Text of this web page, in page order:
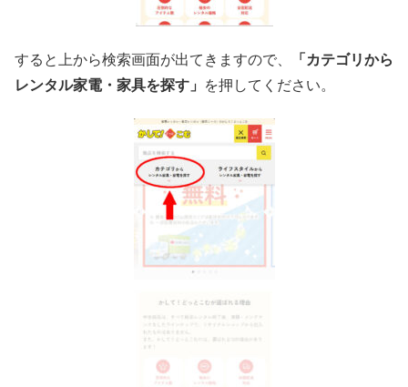
すると上から検索画面が出てきますので、
「カテゴリから
レンタル家電・家具を探す」
を押してください。